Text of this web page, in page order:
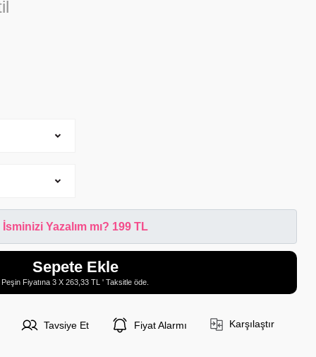
İsminizi Yazalım mı? 199 TL
Sepete Ekle
Peşin Fiyatına 3 X 263,33 TL ' Taksitle öde.
Tavsiye Et Fiyat Alarmı Karşılaştır